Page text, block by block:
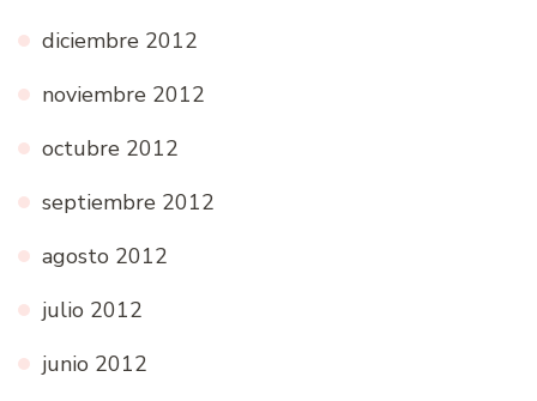
diciembre 2012
noviembre 2012
octubre 2012
septiembre 2012
agosto 2012
julio 2012
junio 2012